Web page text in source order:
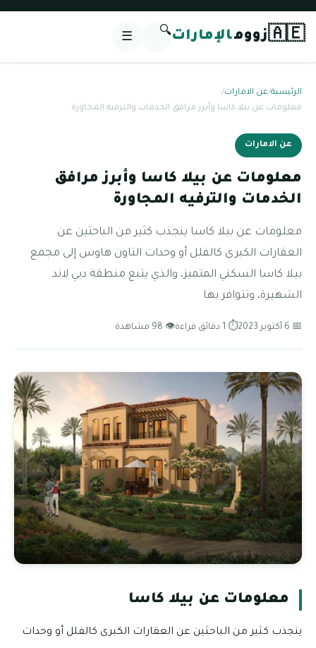
🇦🇪زوومالإمارات🔍
☰
الرئيسية/عن الامارات/
معلومات عن بيلا كاسا وأبرز مرافق الخدمات والترفيه المجاورة
عن الامارات
معلومات عن بيلا كاسا وأبرز مرافق
الخدمات والترفيه المجاورة
معلومات عن بيلا كاسا ينجذب كثير من الباحثين عن
العقارات الكبرى كالفلل أو وحدات التاون هاوس إلى مجمع
بيلا كاسا السكني المتميز، والذي يتبع منطقة دبي لاند
الشهيرة، وتتوافر بها
📅 6 أكتوبر 2023 ⏱ 1 دقائق قراءة 👁 98 مشاهدة
معلومات عن بيلا كاسا
ينجذب كثير من الباحثين عن العقارات الكبرى كالفلل أو وحدات